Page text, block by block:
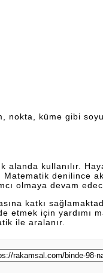
nokta, küme gibi
alanda kullanılır.
Matematik denilince
olmaya devam
katkı
etmek için yardımı
ile aralanır.